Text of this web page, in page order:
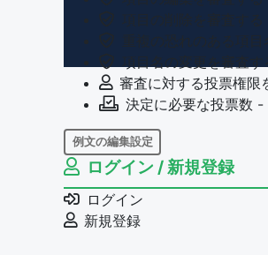
審査に対する投票権限
決定に必要な投票数 -
例文の編集設定
例文の編集権限を持つ
例文の削除を審査する
審査に対する投票権限
決定に必要な投票数 -
ログイン / 新規登録
ログイン
新規登録